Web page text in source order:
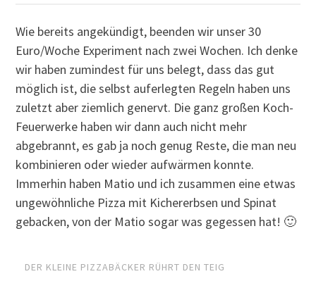
Wie bereits angekündigt, beenden wir unser 30
Euro/Woche Experiment nach zwei Wochen. Ich denke
wir haben zumindest für uns belegt, dass das gut
möglich ist, die selbst auferlegten Regeln haben uns
zuletzt aber ziemlich genervt. Die ganz großen Koch-
Feuerwerke haben wir dann auch nicht mehr
abgebrannt, es gab ja noch genug Reste, die man neu
kombinieren oder wieder aufwärmen konnte.
Immerhin haben Matio und ich zusammen eine etwas
ungewöhnliche Pizza mit Kichererbsen und Spinat
gebacken, von der Matio sogar was gegessen hat! 🙂
DER KLEINE PIZZABÄCKER RÜHRT DEN TEIG